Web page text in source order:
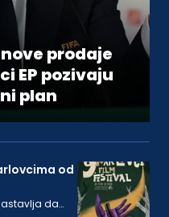
prodaje
EP pozivaju
plan
od
da